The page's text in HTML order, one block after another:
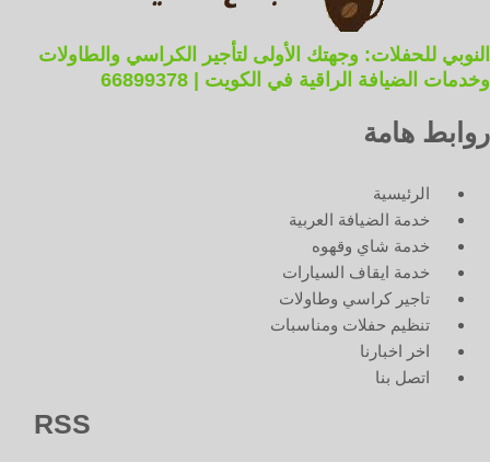
النوبي للحفلات: وجهتك الأولى لتأجير الكراسي والطاولات
وخدمات الضيافة الراقية في الكويت | 66899378
روابط هامة
الرئيسية
خدمة الضيافة العربية
خدمة شاي وقهوه
خدمة ايقاف السيارات
تاجير كراسي وطاولات
تنظيم حفلات ومناسبات
اخر اخبارنا
اتصل بنا
RSS